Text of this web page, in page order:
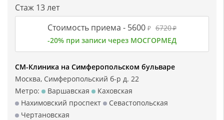
Стаж 13 лет
Стоимость приема - 5600 ₽ 6720₽
-20% при записи через МОСГОРМЕД
СМ-Клиника на Симферопольском бульваре
Москва, Симферопольский б-р д. 22
Метро:
Варшавская
Каховская
Нахимовский проспект
Севастопольская
Чертановская